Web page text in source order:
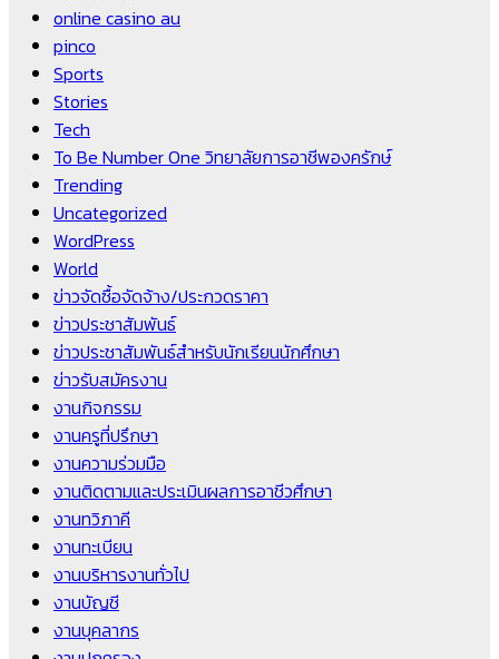
online casino au
pinco
Sports
Stories
Tech
To Be Number One วิทยาลัยการอาชีพองครักษ์
Trending
Uncategorized
WordPress
World
ข่าวจัดซื้อจัดจ้าง/ประกวดราคา
ข่าวประชาสัมพันธ์
ข่าวประชาสัมพันธ์สำหรับนักเรียนนักศึกษา
ข่าวรับสมัครงาน
งานกิจกรรม
งานครูที่ปรึกษา
งานความร่วมมือ
งานติดตามและประเมินผลการอาชีวศึกษา
งานทวิภาคี
งานทะเบียน
งานบริหารงานทั่วไป
งานบัญชี
งานบุคลากร